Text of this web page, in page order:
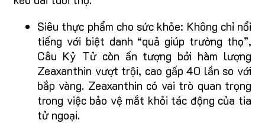
Siêu thực phẩm cho sức khỏe: Không chỉ nổi
tiếng với biệt danh “quả giúp trường thọ”,
Câu Kỷ Tử còn ấn tượng bởi hàm lượng
Zeaxanthin vượt trội, cao gấp 40 lần so với
bắp vàng. Zeaxanthin có vai trò quan trọng
trong việc bảo vệ mắt khỏi tác động của tia
tử ngoại.